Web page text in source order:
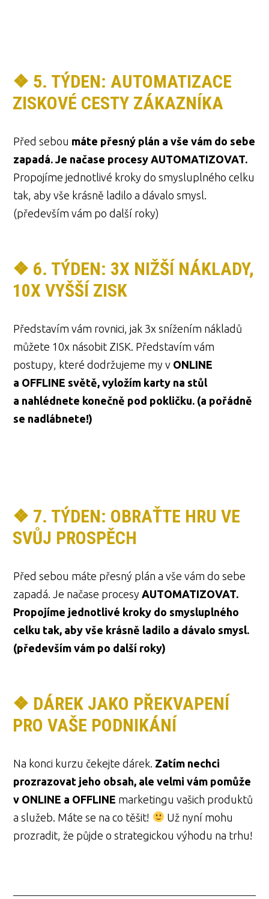
❖ 5. TÝDEN: AUTOMATIZACE
ZISKOVÉ CESTY ZÁKAZNÍKA
Před sebou máte přesný plán a vše vám do sebe
zapadá. Je načase procesy AUTOMATIZOVAT.
Propojíme jednotlivé kroky do smysluplného celku
tak, aby vše krásně ladilo a dávalo smysl.
(především vám po další roky)
❖ 6. TÝDEN: 3X NIŽŠÍ NÁKLADY,
10X VYŠŠÍ ZISK
Představím vám rovnici, jak 3x snížením nákladů
můžete 10x násobit ZISK. Představím vám
postupy, které dodržujeme my v ONLINE
a OFFLINE světě, vyložím karty na stůl
a nahlédnete konečně pod pokličku. (a pořádně
se nadlábnete!)
❖ 7. TÝDEN: OBRAŤTE HRU VE
SVŮJ PROSPĚCH
Před sebou máte přesný plán a vše vám do sebe
zapadá. Je načase procesy AUTOMATIZOVAT.
Propojíme jednotlivé kroky do smysluplného
celku tak, aby vše krásně ladilo a dávalo smysl.
(především vám po další roky)
❖ DÁREK JAKO PŘEKVAPENÍ
PRO VAŠE PODNIKÁNÍ
Na konci kurzu čekejte dárek. Zatím nechci
prozrazovat jeho obsah, ale velmi vám pomůže
v ONLINE a OFFLINE marketingu vašich produktů
a služeb. Máte se na co těšit!
Už nyní mohu
prozradit, že půjde o strategickou výhodu na trhu!